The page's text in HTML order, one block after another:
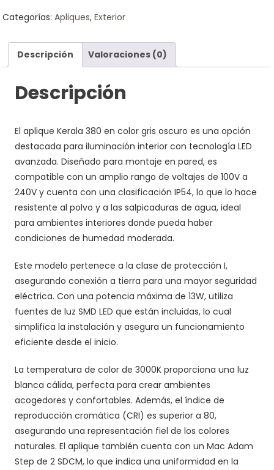
cantidad
Categorías:Apliques,Exterior
Descripción Valoraciones (0)
Descripción
El aplique Kerala 380 en color gris oscuro es una opción
destacada para iluminación interior con tecnología LED
avanzada. Diseñado para montaje en pared, es
compatible con un amplio rango de voltajes de 100V a
240V y cuenta con una clasificación IP54, lo que lo hace
resistente al polvo y a las salpicaduras de agua, ideal
para ambientes interiores donde pueda haber
condiciones de humedad moderada.
Este modelo pertenece a la clase de protección I,
asegurando conexión a tierra para una mayor seguridad
eléctrica. Con una potencia máxima de 13W, utiliza
fuentes de luz SMD LED que están incluidas, lo cual
simplifica la instalación y asegura un funcionamiento
eficiente desde el inicio.
La temperatura de color de 3000K proporciona una luz
blanca cálida, perfecta para crear ambientes
acogedores y confortables. Además, el índice de
reproducción cromática (CRI) es superior a 80,
asegurando una representación fiel de los colores
naturales. El aplique también cuenta con un Mac Adam
Step de 2 SDCM, lo que indica una uniformidad en la